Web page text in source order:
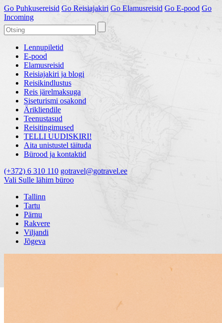
Go Puhkusereisid Go Reisiajakiri Go Elamusreisid Go E-pood Go
Incoming
Lennupiletid
E-pood
Elamusreisid
Reisiajakiri ja blogi
Reisikindlustus
Reis järelmaksuga
Siseturismi osakond
Ärikliendile
Teenustasud
Reisitingimused
TELLI UUDISKIRI!
Aita unistustel täituda
Bürood ja kontaktid
(+372) 6 310 110 gotravel@gotravel.ee
Vali Sulle lähim büroo
Tallinn
Tartu
Pärnu
Rakvere
Viljandi
Jõgeva